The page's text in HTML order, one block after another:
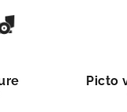
Picto